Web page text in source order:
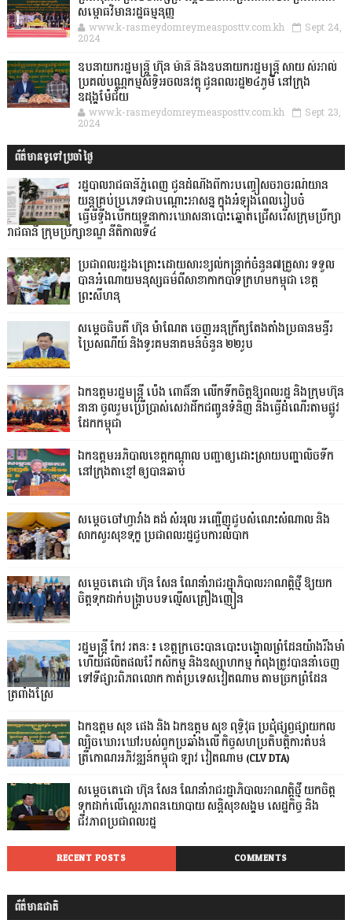
សម្ពោធវិមានរដ្ឋធម្មនុញ្ញ
www.k-rasmeydomreymeasposttv.com.kh Sept 24,
2024
ឧបនាយករដ្ឋមន្ដ្រី ហ៊ុន ម៉ានី និងឧបនាយករដ្ឋមន្ដ្រី សាយ សំអាល់
ប្រគល់បណ្ណកម្មសិទ្ធិអចលនវត្ថុ ជូនពលរដ្ឋ២៤ភូមិ នៅក្រុង
ឧដុង្គម៉ែជ័យ
www.k-rasmeydomreymeasposttv.com.kh Sept 23,
2024
ព័ត៌មានទូទៅប្រចាំថ្ងៃ
រដ្ឋបាលរាជធានីភ្នំពេញ ជូនដំណឹងពីការបញ្ចៀសចរាចរណ៍យាន
យន្តគ្រប់ប្រភេទជាបណ្តោះអាសន្ន ក្នុងអំឡុងពេលរៀបចំ
ធ្វើមីទ្ទីងបើកយុទ្ធនាការឃោសនាបោះឆ្នោតជ្រើសរើសក្រុមប្រឹក្សា
រាជធានី ក្រុមប្រឹក្សាខណ្ឌ នីតិកាលទី៤
ប្រជាពលរដ្ឋរងគ្រោះដោយសារខ្យល់កន្ត្រាក់ចំនួន៧គ្រួសារ ទទួល
បានអំណោយមនុស្សធម៌ពីសាខាកាកបាទក្រហមកម្ពុជា ខេត្ត
ព្រះសីហនុ
សម្តេចធិបតី ហ៊ុន ម៉ាណែត ចេញអនុក្រឹត្យតែងតាំងប្រធានមន្ទីរ
ប្រៃសណីយ៍ និងទូរគមនាគមន៍ចំនួន ២២រូប
ឯកឧត្តមរដ្ឋមន្ត្រី ប៉េង ពោធិ៍នា លើកទឹកចិត្តឱ្យពលរដ្ឋ និងក្រុមហ៊ុន
នានា ចូលរួមប្រើប្រាស់សេវាដឹកជញ្ជូនទំនិញ និងធ្វើដំណើរតាមផ្លូវ
ដែកកម្ពុជា
ឯកឧត្តមអភិបាលខេត្តកណ្ដាល បញ្ជាឲ្យដោះស្រាយបញ្ហាលិចទឹក
នៅក្រុងតាខ្មៅ ឲ្យបានឆាប់
សម្តេចចៅហ្វាវាំង គង់ សំអុល អញ្ជើញជួបសំណេះសំណាល និង
សាកសួរសុខទុក្ខ ប្រជាពលរដ្ឋជួបការលំបាក
សម្តេចតេជោ ហ៊ុន សែន ណែនាំរាជរដ្ឋាភិបាលអាណត្តិថ្មី ឱ្យយក
ចិត្តទុកដាក់បង្ក្រាបបទល្មើសគ្រឿងញៀន
រដ្ឋមន្ត្រី កែវ រតនៈ៖ ខេត្តក្រចេះបានបោះបង្គោលព្រំដែនយ៉ាងរឹងមាំ
ហើយផលិតផលរ៉ែ កសិកម្ម និងឧស្សាហកម្ម កំពុងត្រូវបាននាំចេញ
ទៅទីផ្សារពិភពលោក កាត់ប្រទេសវៀតណាម តាមច្រកព្រំដែន
ត្រពាំងស្រែ
ឯកឧត្តម សុខ ផេង និង ឯកឧត្តម សុខ ពុទ្ធិវុធ ប្រជុំផ្សព្វផ្សាយកល
ល្បិចឃោរឃៅរបស់ពួកប្រឆាំងលើ កិច្ចសហប្រតិបត្តិការតំបន់
ត្រីកោណអភិវឌ្ឍន៍កម្ពុជា ឡាវ វៀតណាម (CLV DTA)
សម្តេចតេជោ ហ៊ុន សែន ណែនាំរាជរដ្ឋាភិបាលអាណត្តិថ្មី យកចិត្ត
ទុកដាក់លើស្ថេរភាពនយោបាយ សន្តិសុខសង្គម សេដ្ឋកិច្ច និង
ជីវភាពប្រជាពលរដ្ឋ
RECENT POSTS COMMENTS
ព័ត៌មានជាតិ